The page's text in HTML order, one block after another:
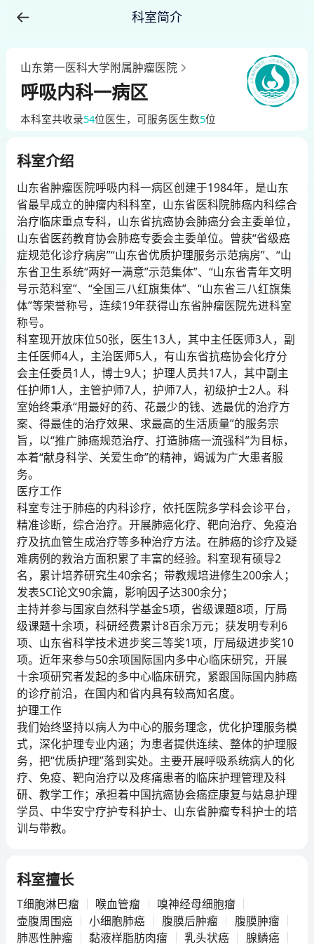
科室简介
山东第一医科大学附属肿瘤医院
呼吸内科一病区
本科室共收录54位医生，可服务医生数5位
科室介绍
山东省肿瘤医院呼吸内科一病区创建于1984年，是山东
省最早成立的肿瘤内科科室，山东省医科院肺癌内科综合
治疗临床重点专科，山东省抗癌协会肺癌分会主委单位，
山东省医药教育协会肺癌专委会主委单位。曾获“省级癌
症规范化诊疗病房”“山东省优质护理服务示范病房”、“山
东省卫生系统“两好一满意”示范集体”、“山东省青年文明
号示范科室”、“全国三八红旗集体”、“山东省三八红旗集
体”等荣誉称号，连续19年获得山东省肿瘤医院先进科室
称号。
科室现开放床位50张，医生13人，其中主任医师3人，副
主任医师4人，主治医师5人，有山东省抗癌协会化疗分
会主任委员1人，博士9人；护理人员共17人，其中副主
任护师1人，主管护师7人，护师7人，初级护士2人。科
室始终秉承“用最好的药、花最少的钱、选最优的治疗方
案、得最佳的治疗效果、求最高的生活质量”的服务宗
旨，以“推广肺癌规范治疗、打造肺癌一流强科”为目标，
本着“献身科学、关爱生命”的精神，竭诚为广大患者服
务。
医疗工作
科室专注于肺癌的内科诊疗，依托医院多学科会诊平台，
精准诊断，综合治疗。开展肺癌化疗、靶向治疗、免疫治
疗及抗血管生成治疗等多种治疗方法。在肺癌的诊疗及疑
难病例的救治方面积累了丰富的经验。科室现有硕导2
名，累计培养研究生40余名；带教规培进修生200余人；
发表SCI论文90余篇，影响因子达300余分；
主持并参与国家自然科学基金5项，省级课题8项，厅局
级课题十余项，科研经费累计8百余万元；获发明专利6
项、山东省科学技术进步奖三等奖1项，厅局级进步奖10
项。近年来参与50余项国际国内多中心临床研究，开展
十余项研究者发起的多中心临床研究，紧跟国际国内肺癌
的诊疗前沿，在国内和省内具有较高知名度。
护理工作
我们始终坚持以病人为中心的服务理念，优化护理服务模
式，深化护理专业内涵；为患者提供连续、整体的护理服
务，把“优质护理”落到实处。主要开展呼吸系统病人的化
疗、免疫、靶向治疗以及疼痛患者的临床护理管理及科
研、教学工作；承担着中国抗癌协会癌症康复与姑息护理
学员、中华安宁疗护专科护士、山东省肿瘤专科护士的培
训与带教。
科室擅长
T细胞淋巴瘤 喉血管瘤
嗅神经母细胞瘤
壶腹周围癌
小细胞肺癌 腹膜后肿瘤
腹膜肿瘤
肺恶性肿瘤
黏液样脂肪肉瘤 乳头状癌 腺鳞癌